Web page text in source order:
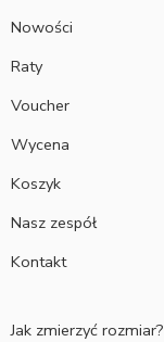
Nowości
Raty
Voucher
Wycena
Koszyk
Nasz zespół
Kontakt
Jak zmierzyć rozmiar?